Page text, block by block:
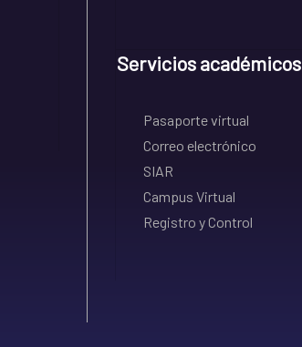
Servicios académicos
Pasaporte virtual
Correo electrónico
SIAR
Campus Virtual
Registro y Control